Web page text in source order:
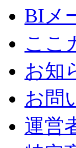
BIメ
ここ
お知
お問
運営